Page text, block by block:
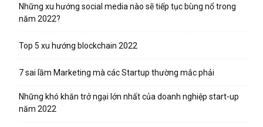
Những xu hướng social media nào sẽ tiếp tục bùng nổ trong
năm 2022?
Top 5 xu hướng blockchain 2022
7 sai lầm Marketing mà các Startup thường mắc phải
Những khó khăn trở ngại lớn nhất của doanh nghiệp start-up
năm 2022